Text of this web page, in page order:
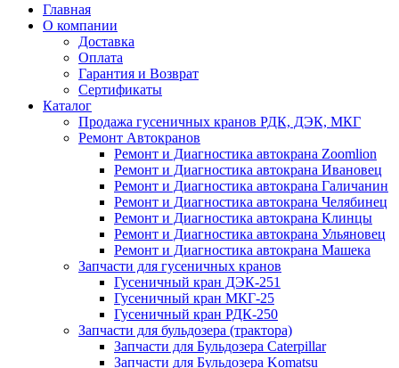
Главная
О компании
Доставка
Оплата
Гарантия и Возврат
Сертификаты
Каталог
Продажа гусеничных кранов РДК, ДЭК, МКГ
Ремонт Автокранов
Ремонт и Диагностика автокрана Zoomlion
Ремонт и Диагностика автокрана Ивановец
Ремонт и Диагностика автокрана Галичанин
Ремонт и Диагностика автокрана Челябинец
Ремонт и Диагностика автокрана Клинцы
Ремонт и Диагностика автокрана Ульяновец
Ремонт и Диагностика автокрана Машека
Запчасти для гусеничных кранов
Гусеничный кран ДЭК-251
Гусеничный кран МКГ-25
Гусеничный кран РДК-250
Запчасти для бульдозера (трактора)
Запчасти для Бульдозера Caterpillar
Запчасти для Бульдозера Komatsu